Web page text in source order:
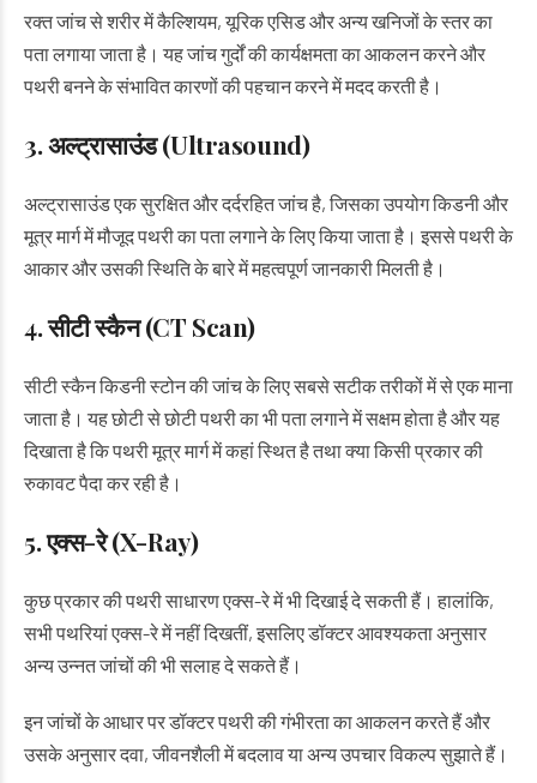
रक्त जांच से शरीर में कैल्शियम, यूरिक एसिड और अन्य खनिजों के स्तर का
पता लगाया जाता है। यह जांच गुर्दों की कार्यक्षमता का आकलन करने और
पथरी बनने के संभावित कारणों की पहचान करने में मदद करती है।
3. अल्ट्रासाउंड (Ultrasound)
अल्ट्रासाउंड एक सुरक्षित और दर्दरहित जांच है, जिसका उपयोग किडनी और
मूत्र मार्ग में मौजूद पथरी का पता लगाने के लिए किया जाता है। इससे पथरी के
आकार और उसकी स्थिति के बारे में महत्वपूर्ण जानकारी मिलती है।
4. सीटी स्कैन (CT Scan)
सीटी स्कैन किडनी स्टोन की जांच के लिए सबसे सटीक तरीकों में से एक माना
जाता है। यह छोटी से छोटी पथरी का भी पता लगाने में सक्षम होता है और यह
दिखाता है कि पथरी मूत्र मार्ग में कहां स्थित है तथा क्या किसी प्रकार की
रुकावट पैदा कर रही है।
5. एक्स-रे (X-Ray)
कुछ प्रकार की पथरी साधारण एक्स-रे में भी दिखाई दे सकती हैं। हालांकि,
सभी पथरियां एक्स-रे में नहीं दिखतीं, इसलिए डॉक्टर आवश्यकता अनुसार
अन्य उन्नत जांचों की भी सलाह दे सकते हैं।
इन जांचों के आधार पर डॉक्टर पथरी की गंभीरता का आकलन करते हैं और
उसके अनुसार दवा, जीवनशैली में बदलाव या अन्य उपचार विकल्प सुझाते हैं।